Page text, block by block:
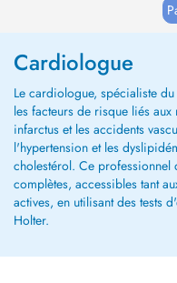
Cardiologue
Le cardiologue, spécialiste
les facteurs de risque liés
infarctus et les accidents
l'hypertension et les
cholestérol. Ce professionnel
complètes, accessibles tant
actives, en utilisant des tests
Holter.